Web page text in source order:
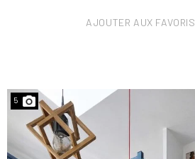
AJOUTER AUX FAVORIS
5